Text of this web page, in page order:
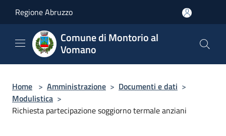
Regione Abruzzo
Comune di Montorio al
Vomano
Home > Amministrazione > Documenti e dati >
Modulistica >
Richiesta partecipazione soggiorno termale anziani